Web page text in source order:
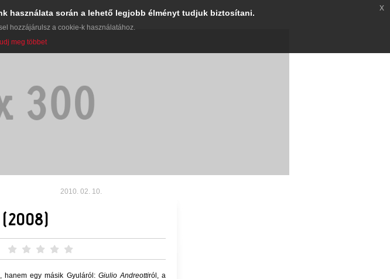
2010. 02. 10.
hanem egy másik Gyuláról: Giulio Andreottiról, a
használata során a lehető legjobb élményt tudjuk biztosítani.
hozzájárulsz a cookie-k használatához.
meg többet
x